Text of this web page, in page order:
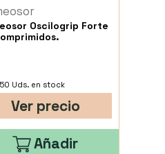
Oscilogrip Forte
Uds. en stock
Ver precio
Añadir